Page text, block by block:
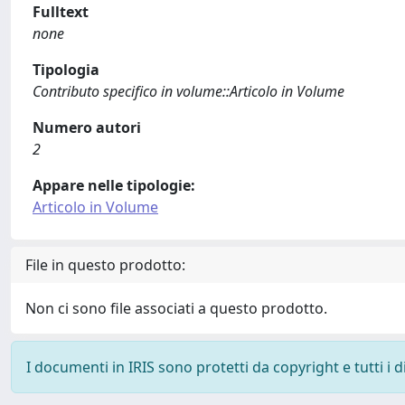
Fulltext
none
Tipologia
Contributo specifico in volume::Articolo in Volume
Numero autori
2
Appare nelle tipologie:
Articolo in Volume
File in questo prodotto:
Non ci sono file associati a questo prodotto.
I documenti in IRIS sono protetti da copyright e tutti i